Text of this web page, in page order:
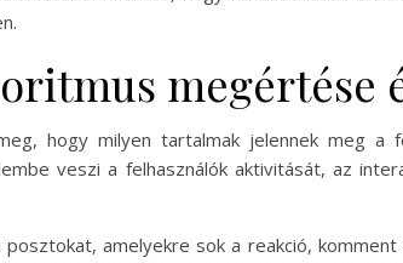
megértése
hogy milyen tartalmak jelennek meg a
veszi a felhasználók aktivitását, az
amelyekre sok a reakció,